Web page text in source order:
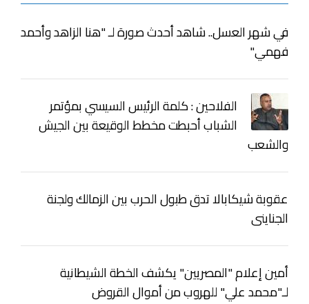
في شهر العسل.. شاهد أحدث صورة لـ "هنا الزاهد وأحمد
فهمي"
الفلاحين : كلمة الرئيس السيسي بمؤتمر
الشباب أحبطت مخطط الوقيعة بين الجيش
والشعب
عقوبة شيكابالا تدق طبول الحرب بين الزمالك ولجنة
الجناينى
أمين إعلام "المصريين" يكشف الخطة الشيطانية
لـ"محمد علي" للهروب من أموال القروض